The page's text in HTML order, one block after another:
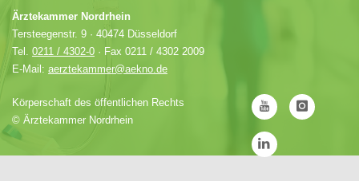
Ärztekammer Nordrhein
Tersteegenstr. 9 · 40474 Düsseldorf
Tel. 0211 / 4302-0 · Fax 0211 / 4302 2009
E-Mail: aerztekammer@aekno.de
Körperschaft des öffentlichen Rechts
© Ärztekammer Nordrhein